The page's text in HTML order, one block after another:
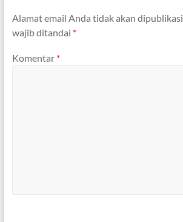
Alamat email Anda tidak akan
wajib ditandai *
Komentar *